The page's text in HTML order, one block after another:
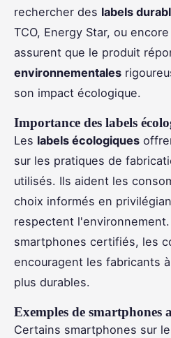
rechercher des labels
TCO, Energy Star, ou
assurent que le produit
environnementales
son impact écologique.
Importance des labels
Les labels écologiques
sur les pratiques de
utilisés. Ils aident les
choix informés en
respectent
smartphones certifiés, les
encouragent les fabricants
plus durables.
Exemples de smartphones
Certains smartphones sur